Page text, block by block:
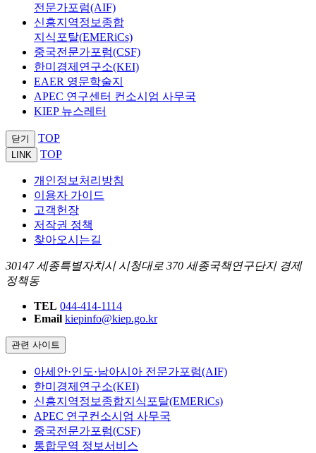
전문가포럼(AIF)
신흥지역정보종합
지식포탈(EMERiCs)
중국전문가포럼(CSF)
한미경제연구소(KEI)
EAER 영문학술지
APEC 연구센터 컨소시엄 사무국
KIEP 뉴스레터
닫기 TOP
LINK TOP
개인정보처리방침
이용자 가이드
고객헌장
저작권 정책
찾아오시는길
30147 세종특별자치시 시청대로 370 세종국책연구단지 경제
정책동
TEL 044-414-1114
Email kiepinfo@kiep.go.kr
관련 사이트
아세안·인도·남아시아 전문가포럼(AIF)
한미경제연구소(KEI)
신흥지역정보종합지식포탈(EMERiCs)
APEC 연구컨소시엄 사무국
중국전문가포럼(CSF)
통합무역 정보서비스